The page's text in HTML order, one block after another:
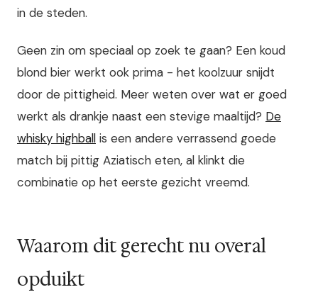
in de steden.
Geen zin om speciaal op zoek te gaan? Een koud
blond bier werkt ook prima - het koolzuur snijdt
door de pittigheid. Meer weten over wat er goed
werkt als drankje naast een stevige maaltijd? De
whisky highball is een andere verrassend goede
match bij pittig Aziatisch eten, al klinkt die
combinatie op het eerste gezicht vreemd.
Waarom dit gerecht nu overal
opduikt